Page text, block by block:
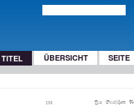
TITEL ÜBERSICHT SEITE